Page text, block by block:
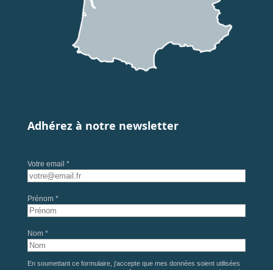
Adhérez à notre newsletter
Votre email *
Prénom *
Nom *
En soumettant ce formulaire, j'accepte que mes données soient utilisées